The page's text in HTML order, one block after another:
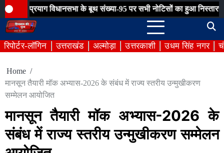
Skip
to
content
विधानसभा के बूथ संख्या-95 पर सभी नोटिसों का हुआ निस्तारण ग्राम
रिपोर्टर-लॉगिन उत्तराखंड अल्मोड़ा उत्तरकाशी उधम सिंह नगर
Home
मानसून तैयारी मॉक अभ्यास-2026 के संबंध में राज्य स्तरीय उन्मुखीकरण
सम्मेलन आयोजित
मानसून तैयारी मॉक अभ्यास-2026 के
संबंध में राज्य स्तरीय उन्मुखीकरण सम्मेलन